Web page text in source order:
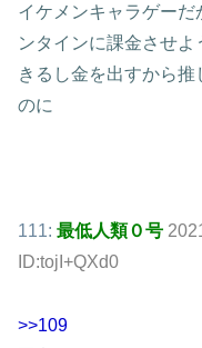
イケメンキャラゲー
ンタインに課金させ
きるし金を出すから
のに
111: 最低人類０号
ID:tojI+QXd0
>>109